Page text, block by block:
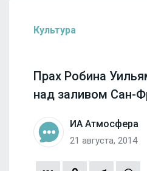
Культура
Прах Робина
над заливом Сан-
ИА Атмосфера
21 августа, 2014